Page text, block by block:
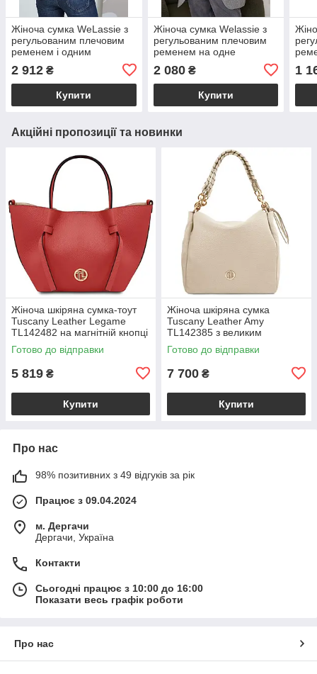
Жіноча сумка WeLassie з
регульованим плечовим
ременем і одним
чорного кольору Глорія
2 912 ₴
Купити
Жіноча сумка Welassie з
регульованим плечовим
ременем на одне
2 080₴
Купити
1
Акційні пропозиції та новинки
Жіноча шкіряна сумка-тоут
Tuscany Leather Legame
TL142482 на магнітній кнопці
з плечовим ременем,
коралова BS2482_1_105
Готово до відправки
5 819 ₴
Купити
Жіноча шкіряна сумка
Tuscany Leather Amy
TL142385 з великим
відділенням і плечовим
ременем, бежева
Готово до відправки
7 700 ₴
Купити
Про нас
98% позитивних з 49 відгуків за рік
Працює з 09.04.2024
м. Дергачи
Дергачи, Україна
Контакти
Сьогодні працює з 10:00 до 16:00
Показати весь графік роботи
Про нас